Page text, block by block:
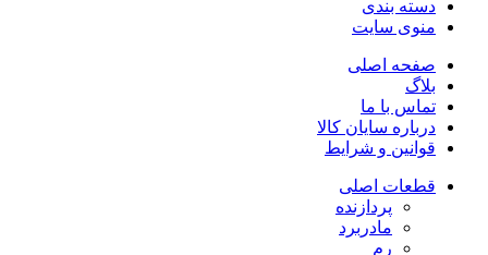
دسته بندی
منوی سایت
صفحه اصلی
بلاگ
تماس با ما
درباره سایان کالا
قوانین و شرایط
قطعات اصلی
پردازنده
مادربرد
رم